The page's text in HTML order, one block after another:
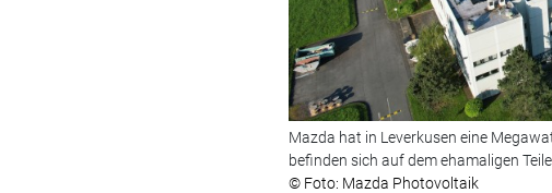
Mazda hat in Leverkusen eine
befinden sich auf dem ehamaligen
© Foto: Mazda Photovoltaik